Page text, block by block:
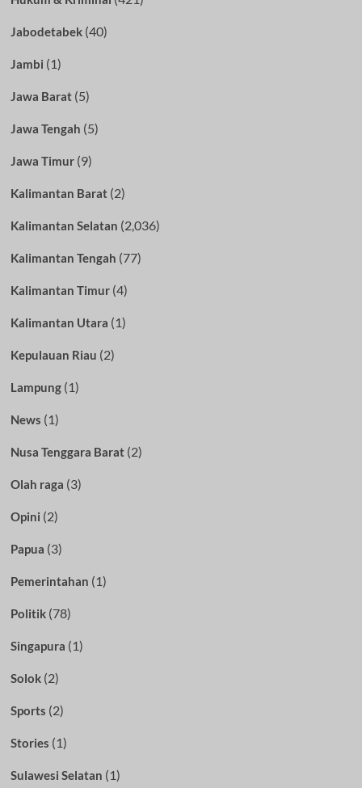
Jabodetabek(40)
Jambi (1)
Jawa Barat(5)
Jawa Tengah (5)
Jawa Timur(9)
Kalimantan Barat(2)
Kalimantan Selatan (2,036)
Kalimantan Tengah (77)
Kalimantan Timur(4)
Kalimantan Utara (1)
Kepulauan Riau (2)
Lampung(1)
News (1)
Nusa Tenggara Barat(2)
Olah raga (3)
Opini (2)
Papua (3)
Pemerintahan (1)
Politik(78)
Singapura (1)
Solok(2)
Sports (2)
Stories (1)
Sulawesi Selatan (1)